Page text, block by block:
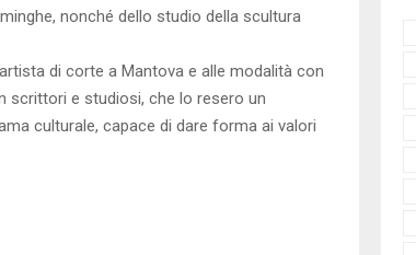
nonché dello studio della scultura
di corte a Mantova e alle modalità con
scrittori e studiosi, che lo resero un
culturale, capace di dare forma ai valori